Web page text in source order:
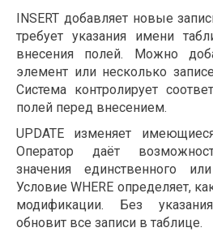
INSERT добавляет новые
требует указания имени
внесения полей. Можно
элемент или несколько
Система контролирует
полей перед внесением.
UPDATE изменяет
Оператор даёт
значения единственного
Условие WHERE определяет,
модификации. Без
обновит все записи в таблице.